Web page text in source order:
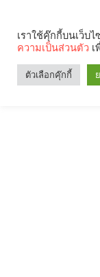
เราใช้คุ๊กกี้บนเว็บ
ความเป็นส่วนตัว เ
ตัวเลือกคุ๊กกี้